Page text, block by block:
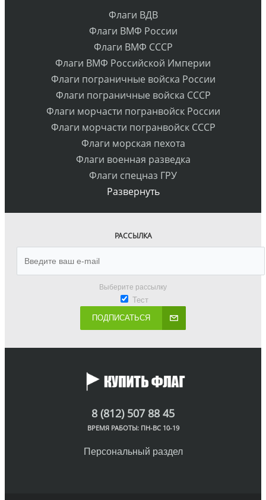
Флаги ВДВ
Флаги ВМФ России
Флаги ВМФ СССР
Флаги ВМФ Российской Империи
Флаги пограничные войска России
Флаги пограничные войска СССР
Флаги морчасти погранвойск России
Флаги морчасти погранвойск СССР
Флаги морская пехота
Флаги военная разведка
Флаги спецназ ГРУ
Развернуть
РАССЫЛКА
Выберите рассылку
Тест
ПОДПИСАТЬСЯ
8 (812) 507 88 45
ВРЕМЯ РАБОТЫ: ПН-ВС 10-19
Персональный раздел